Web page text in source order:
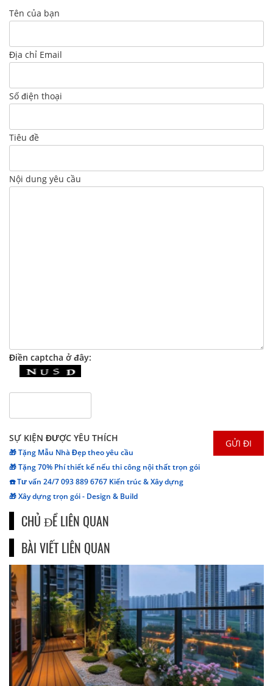
Tên của bạn
Địa chỉ Email
Số điện thoại
Tiêu đề
Nội dung yêu cầu
Điền captcha ở đây:
SỰ KIỆN ĐƯỢC YÊU THÍCH
🎁 Tặng Mẫu Nhà Đẹp theo yêu cầu
🎁 Tặng 70% Phí thiết kế nếu thi công nội thất trọn gói
☎️ Tư vấn 24/7 093 889 6767 Kiến trúc & Xây dựng
🎁 Xây dựng trọn gói - Design & Build
CHỦ ĐỀ LIÊN QUAN
BÀI VIẾT LIÊN QUAN